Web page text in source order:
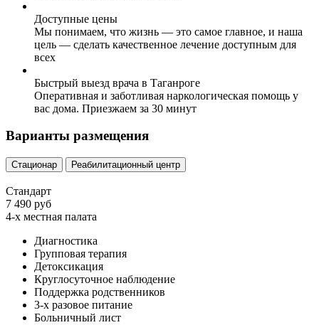
Доступные цены
Мы понимаем, что жизнь — это самое главное, и наша
цель — сделать качественное лечение доступным для
всех
Быстрый выезд врача в Таганроге
Оперативная и заботливая наркологическая помощь у
вас дома. Приезжаем за 30 минут
Варианты размещения
Стационар Реабилитационный центр
Стандарт
7 490 руб
4-х местная палата
Диагностика
Групповая терапия
Детоксикация
Круглосуточное наблюдение
Поддержка родственников
3-х разовое питание
Больничный лист